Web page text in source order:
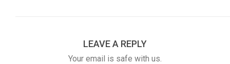
LEAVE A REPLY
Your email is safe with us.